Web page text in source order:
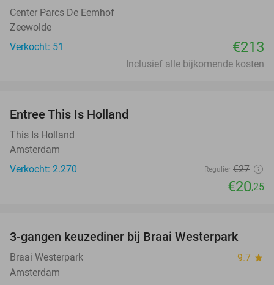
Center Parcs De Eemhof
Zeewolde
Verkocht: 51
€213
Inclusief alle bijkomende kosten
Entree This Is Holland
This Is Holland
Amsterdam
Verkocht: 2.270
Regulier €27
€20,25
40%
3-gangen keuzediner bij Braai Westerpark
Braai Westerpark 9.7 star
Amsterdam